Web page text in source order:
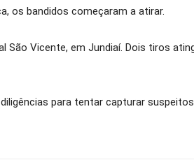
os bandidos começaram a atirar.
Vicente, em Jundiaí. Dois tiros
para tentar capturar